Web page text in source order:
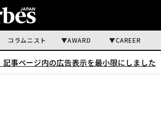
コラムニスト AWARD CAREER
記事ページ内の広告表示を最小限にしました